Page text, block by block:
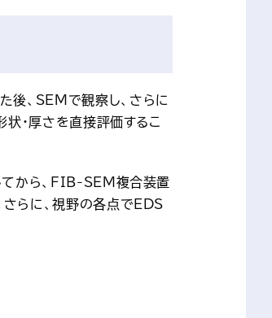
後、SEMで観察し、さらに
・厚さを直接評価するこ
てから、FIB-SEM複合装置
らに、視野の各点でEDS